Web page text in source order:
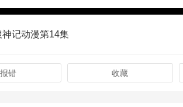
神记动漫第14集
报错 收藏